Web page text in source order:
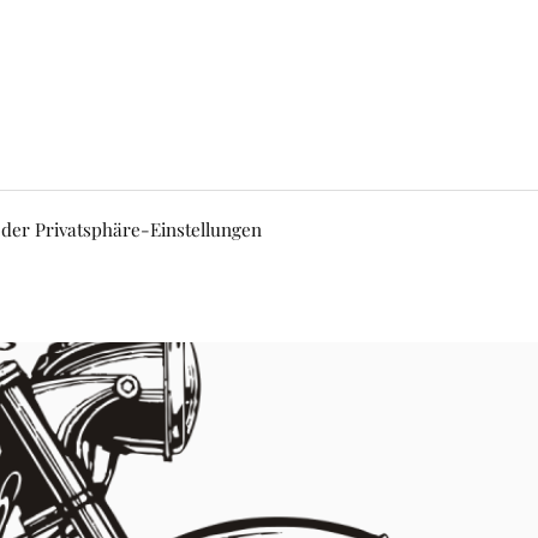
Privatsphäre-Einstellungen